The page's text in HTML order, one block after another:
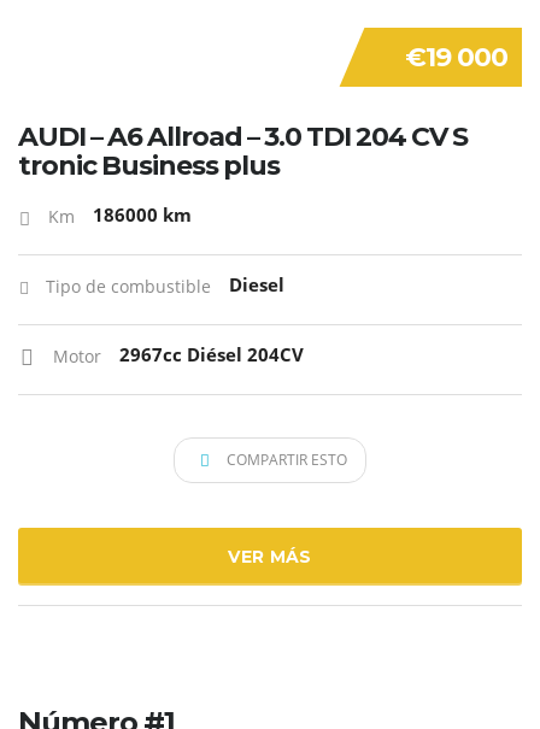
€19 000
AUDI – A6 Allroad – 3.0 TDI 204 CV S
tronic Business plus
Km 186000 km
Tipo de combustible Diesel
Motor 2967cc Diésel 204CV
COMPARTIR ESTO
VER MÁS